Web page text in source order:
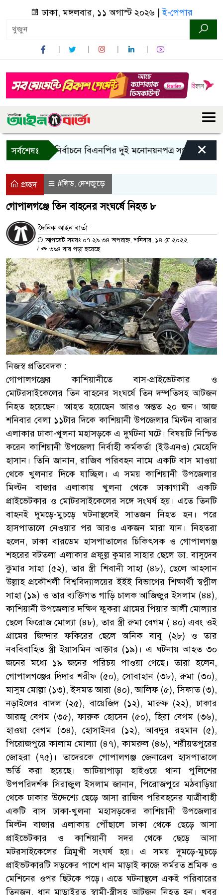
ঢাকা, মঙ্গলবার, ১১ অগাস্ট ২০২৬ |ই-পেপার
সর্বশেষঃ
রাষ্ট্রপতি নির্বাচনে বিএনপির দুই মনোনয়নপত্র সংগ্রহ কাল
×
প্রচ্ছদ #লিড, দেশজুড়ে
গোপালগঞ্জে তিন বাহনের সংঘর্ষে নিহত ৮
দৈনিক আইন বার্তা
আপডেট সময়ঃ ০৭:২৯:৩৪ অপরাহ্ন, শনিবার, ১৪ মে ২০২২
/
৩৯৪ বার পড়া হয়েছে
নিজস্ব প্রতিবেদক :
গোপালগঞ্জের কাশিয়ানীতে বাস-প্রাইভেটকার ও
মোটরসাইকেলের তিন বাহনের সংঘর্ষে তিন দম্পতিসহ আটজন
নিহত হয়েছেন। আহত হয়েছেন আরও অন্তত ২০ জন। আজ
শনিবার বেলা ১১টার দিকে কাশিয়ানী উপজেলার মিল্টন বাজার
এলাকার ঢাকা-খুলনা মহাসড়কে এ দুর্ঘটনা ঘটে। বিষয়টি নিশ্চিত
করেন কাশিয়ানী উপজেলা নির্বাহী কর্মকর্তা (ইউএনও) মেহেদি
হাসান। তিনি জানান, রাজিব পরিবহন নামে একটি বাস মাওয়া
থেকে খুলনার দিকে যাচ্ছিল। এ সময় কাশিয়ানী উপজেলার
মিল্টন বাজার এলাকায় খুলনা থেকে ঢাকাগামী একটি
প্রাইভেটকার ও মোটরসাইকেলের সঙ্গে সংঘর্ষ হয়। এতে তিনটি
বাহনই দুমড়ে-মুচড়ে ঘটনাস্থলেই সাতজন নিহত হন। পরে
হাসপাতালে নেওয়ার পর আরও একজন মারা যান। নিহতরা
হলেন, ঢাকা বারডেম হাসপাতালের চিকিৎসক ও গোপালগঞ্জ
শহরের বটতলা এলাকার প্রফুল্ল কুমার সাহার ছেলে ডা. বাসুদেব
কুমার সাহা (৫২), তার স্ত্রী শিবানী সাহা (৪৮), ছেলে আহসান
উল্লাহ প্রকৌশলী বিশ্ববিদ্যালয়ের ইইই বিভাগের শিক্ষার্থী স্বপ্নীল
সাহা (১৯) ও তার ব্যক্তিগত গাড়ি চালক আজিজুর ইসলাম (৪৪),
কাশিয়ানী উপজেলার দক্ষিণ ফুকরা গ্রামের পিয়ার আলী মোল্যার
ছেলে ফিরোজ মোল্যা (৪৮), তার স্ত্রী রুমা বেগম ( ৪০) এবং ওই
গ্রামের জিন্দার ফকিরের ছেলে অনিক বাবু (২৮) ও তার
নববিবাহিত স্ত্রী ইয়াসমিন আক্তার (১৯)। এ ঘটনায় আহত ৩০
জনের মধ্যে ১৯ জনের পরিচয় পাওয়া গেছে। তারা হলেন,
গোপালগঞ্জের দিদার শরীফ (৫০), সোবাহান (৩৮), রুমা (৩০),
মাসুম মোল্লা (১৩), ইসমত আরা (৪০), আলিফ (৫), সিফাত (৩),
নড়াইলের বাদল (২৫), বায়েজিদ (১২), মারুফ (২২), ঢাকার
আরজু বেগম (৩৫), ফারুক হোসেন (৫০), হিরা বেগম (৩৬),
হাওয়া বেগম (৩৪), হোসাইনর (১২), আবদুর রহমান (৫),
পিরোজপুরে কালাম মোল্যা (৪৭), কামরুল (৪৬), শরীয়তপুরের
জোহরা (৭৫)। তাদেরকে গোপালগঞ্জ জেনারেল হাসপাতালে
ভর্তি করা হয়েছে। ভাটিয়াপাড়া হাইওয়ে থানা পুলিশের
উপপরিদর্শক সিরাজুল ইসলাম জানান, পিরোজপুরে মঠবাড়িয়া
থেকে ঢাকার উদ্দেশ্যে ছেড়ে আসা রাজিব পরিবহনের যাত্রীবাহী
একটি বাস ঢাকা-খুলনা মহাসড়কের কাশিয়ানী উপজেলার
মিল্টন বাজার এলাকায় পৌঁছালে ঢাকা থেকে ছেড়ে আসা
প্রাইভেটকার ও কাশিয়ানী সদর থেকে ছেড়ে আসা
মটরসাইকেলের ত্রিমুখী সংঘর্ষ হয়। এ সময় দুমড়ে-মুচড়ে
প্রাইভটকারটি সড়কের পাশে ধান মাড়াই কাজে কর্মরত শ্রমিক ও
মেশিনের ওপর ছিটকে পড়ে। এতে ঘটনাস্থলে একই পরিবারের
তিনজন, ধান মাড়াইরত স্বামী-স্ত্রীসহ আটজন নিহত হন। খবর